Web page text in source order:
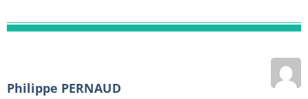
Philippe PERNAUD